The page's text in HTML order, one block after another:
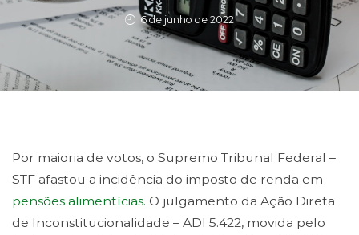
6 de junho de 2022
Por maioria de votos, o Supremo Tribunal Federal –
STF afastou a incidência do imposto de renda em
pensões alimentícias. O julgamento da Ação Direta
de Inconstitucionalidade – ADI 5.422, movida pelo